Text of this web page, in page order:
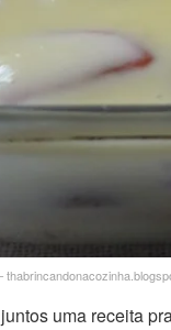
uma receita